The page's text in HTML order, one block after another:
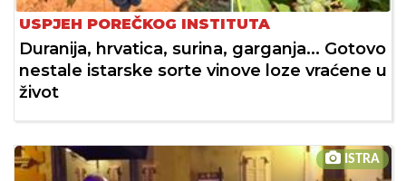
USPJEH POREČKOG INSTITUTA
Duranija, hrvatica, surina, garganja... Gotovo
nestale istarske sorte vinove loze vraćene u
život
ISTRA